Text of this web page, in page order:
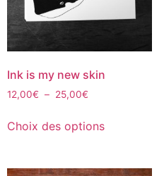
Ink is my new skin
12,00€ – 25,00€
Choix des options